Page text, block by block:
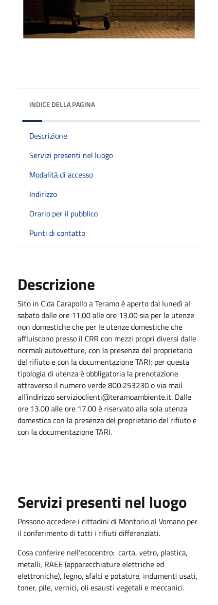
INDICE DELLA PAGINA
Descrizione
Servizi presenti nel luogo
Modalità di accesso
Indirizzo
Orario per il pubblico
Punti di contatto
Descrizione
Sito in C.da Carapollo a Teramo è aperto dal lunedì al
sabato dalle ore 11.00 alle ore 13.00 sia per le utenze
non domestiche che per le utenze domestiche che
affluiscono presso il CRR con mezzi propri diversi dalle
normali autovetture, con la presenza del proprietario
del rifiuto e con la documentazione TARI; per questa
tipologia di utenza è obbligatoria la prenotazione
attraverso il numero verde 800.253230 o via mail
all’indirizzo servizioclienti@teramoambiente.it. Dalle
ore 13.00 alle ore 17.00 è riservato alla sola utenza
domestica con la presenza del proprietario del rifiuto e
con la documentazione TARI.
Servizi presenti nel luogo
Possono accedere i cittadini di Montorio al Vomano per
il conferimento di tutti i rifiuti differenziati.
Cosa conferire nell’ecocentro: carta, vetro, plastica,
metalli, RAEE (apparecchiature elettriche ed
elettroniche), legno, sfalci e potature, indumenti usati,
toner, pile, vernici, oli esausti vegetali e meccanici.